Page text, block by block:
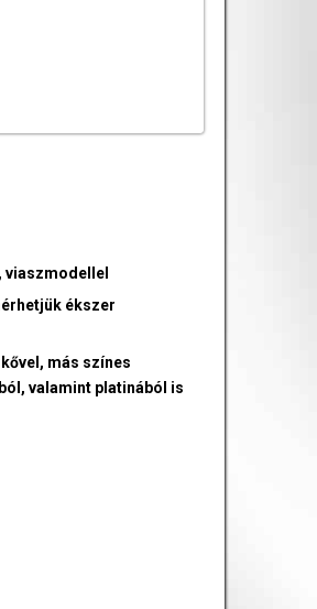
viaszmodellel
ékszer
kővel, más színes
valamint platinából is